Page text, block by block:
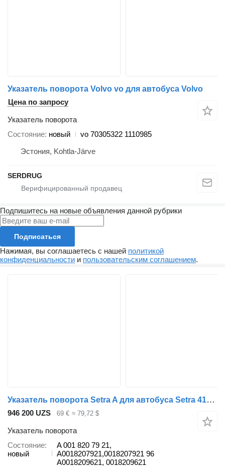
Указатель поворота Volvo vo для автобуса Volvo
Цена по запросу
Указатель поворота
Состояние новый
vo 70305322 1110985
Эстония, Kohtla-Järve
SERDRUG
Подпишитесь на новые объявления данной рубрики
Подписаться
Нажимая, вы соглашаетесь с нашей политикой
конфиденциальности и пользовательским соглашением.
Указатель поворота Setra A для автобуса Setra 415 416 417 UL GTHD
946 200 UZS 69 € ≈ 79,72 $
Указатель поворота
Состояние
новый
A 001 820 79 21,
A0018207921,0018207921 96
A0018209621, 0018209621